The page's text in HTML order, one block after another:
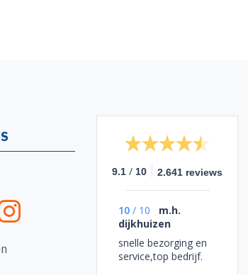
9.1 / 10 2.641 reviews
10 / 10
m.h.
dijkhuizen
snelle bezorging en
service,top bedrijf.